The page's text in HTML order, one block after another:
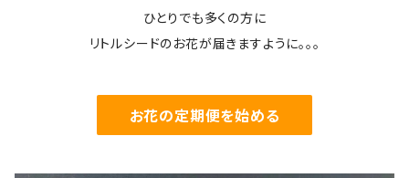
ひとりでも多くの方に
リトルシードのお花が届きますように。。。
お花の定期便を始める